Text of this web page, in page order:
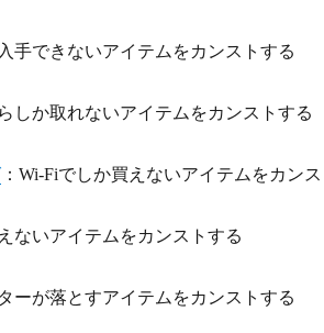
手できないアイテムをカンストする
しか取れないアイテムをカンストする
：Wi-Fiでしか買えないアイテムをカン
ないアイテムをカンストする
ーが落とすアイテムをカンストする